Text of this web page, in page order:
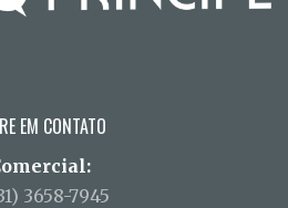
EM CONTATO
3658-7945